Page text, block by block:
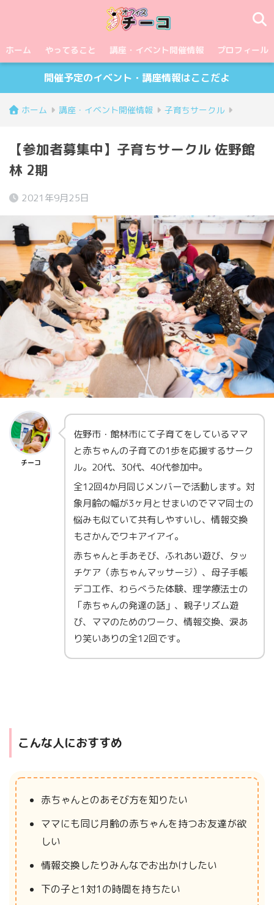
ホーム やってること 講座・イベント開催情報 プロフィール
開催予定のイベント・講座情報はここだよ
ホーム 講座・イベント開催情報 子育ちサークル
【参加者募集中】子育ちサークル 佐野館
林 2期
2021年9月25日
チーコ
佐野市・館林市にて子育てをしているママ
と赤ちゃんの子育ての1歩を応援するサーク
ル。20代、30代、40代参加中。
全12回4か月同じメンバーで活動します。対
象月齢の幅が3ヶ月とせまいのでママ同士の
悩みも似ていて共有しやすいし、情報交換
もさかんでワキアイアイ。
赤ちゃんと手あそび、ふれあい遊び、タッ
チケア（赤ちゃんマッサージ）、母子手帳
デコ工作、わらべうた体験、理学療法士の
「赤ちゃんの発達の話」、親子リズム遊
び、ママのためのワーク、情報交換、涙あ
り笑いありの全12回です。
こんな人におすすめ
赤ちゃんとのあそび方を知りたい
ママにも同じ月齢の赤ちゃんを持つお友達が欲
しい
情報交換したりみんなでお出かけしたい
下の子と1対1の時間を持ちたい